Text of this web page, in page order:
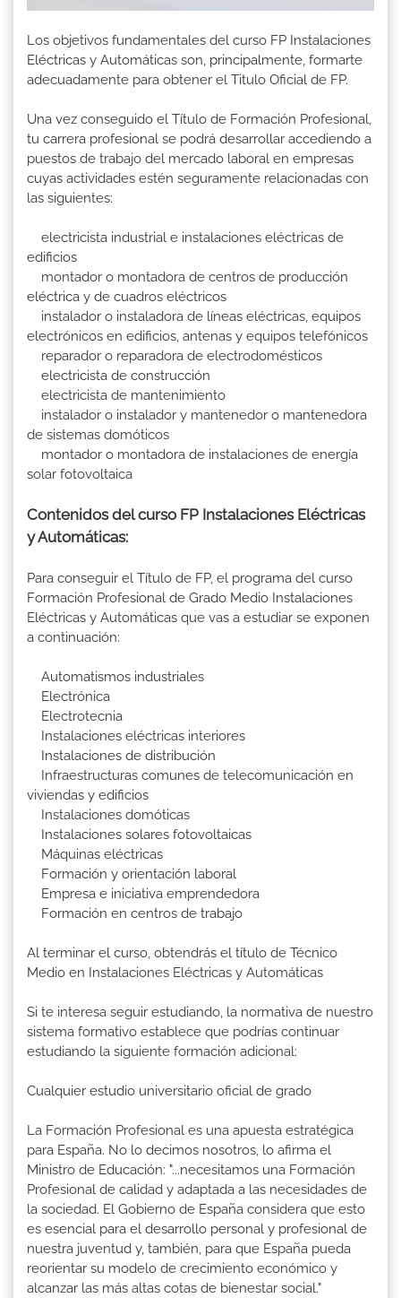
Los objetivos fundamentales del curso FP Instalaciones
Eléctricas y Automáticas son, principalmente, formarte
adecuadamente para obtener el Titulo Oficial de FP.
Una vez conseguido el Título de Formación Profesional,
tu carrera profesional se podrá desarrollar accediendo a
puestos de trabajo del mercado laboral en empresas
cuyas actividades estén seguramente relacionadas con
las siguientes:
electricista industrial e instalaciones eléctricas de
edificios
montador o montadora de centros de producción
eléctrica y de cuadros eléctricos
instalador o instaladora de líneas eléctricas, equipos
electrónicos en edificios, antenas y equipos telefónicos
reparador o reparadora de electrodomésticos
electricista de construcción
electricista de mantenimiento
instalador o instalador y mantenedor o mantenedora
de sistemas domóticos
montador o montadora de instalaciones de energía
solar fotovoltaica
Contenidos del curso FP Instalaciones Eléctricas
y Automáticas:
Para conseguir el Título de FP, el programa del curso
Formación Profesional de Grado Medio Instalaciones
Eléctricas y Automáticas que vas a estudiar se exponen
a continuación:
Automatismos industriales
Electrónica
Electrotecnia
Instalaciones eléctricas interiores
Instalaciones de distribución
Infraestructuras comunes de telecomunicación en
viviendas y edificios
Instalaciones domóticas
Instalaciones solares fotovoltaicas
Máquinas eléctricas
Formación y orientación laboral
Empresa e iniciativa emprendedora
Formación en centros de trabajo
Al terminar el curso, obtendrás el título de Técnico
Medio en Instalaciones Eléctricas y Automáticas
Si te interesa seguir estudiando, la normativa de nuestro
sistema formativo establece que podrías continuar
estudiando la siguiente formación adicional:
Cualquier estudio universitario oficial de grado
La Formación Profesional es una apuesta estratégica
para España. No lo decimos nosotros, lo afirma el
Ministro de Educación: "...necesitamos una Formación
Profesional de calidad y adaptada a las necesidades de
la sociedad. El Gobierno de España considera que esto
es esencial para el desarrollo personal y profesional de
nuestra juventud y, también, para que España pueda
reorientar su modelo de crecimiento económico y
alcanzar las más altas cotas de bienestar social."